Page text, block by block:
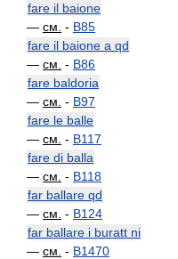
fare il baione
— см. - B85
fare il baione a qd
— см. - B86
fare baldoria
— см. - B97
fare le balle
— см. - B117
fare di balla
— см. - B118
far ballare qd
— см. - B124
far ballare i buratt ni
— см. - B1470